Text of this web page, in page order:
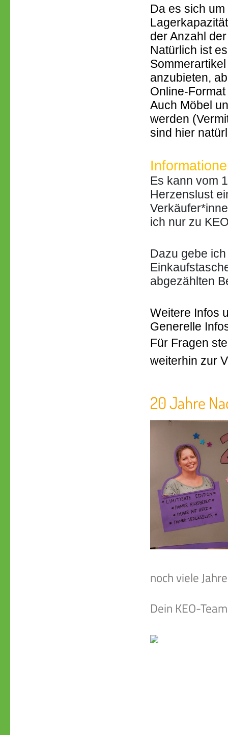
Da es sich
der Anzahl
Natürlich ist
anzubieten,
Online-
Auch Möbel
werden
sind hier
Es kann vom
Herzenslust
ich nur zu
Dazu gebe
abgezählten
Weitere Infos
Generelle
Für Fragen
weiterhin zur
20 Jahre
noch viele
Dein KEO-Team